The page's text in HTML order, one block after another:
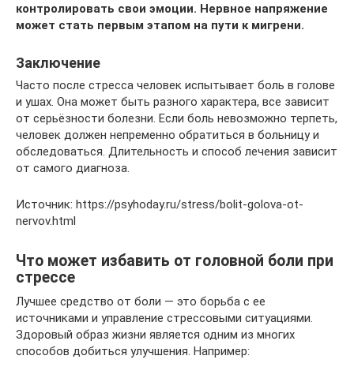
контролировать свои эмоции. Нервное напряжение
может стать первым этапом на пути к мигрени.
Заключение
Часто после стресса человек испытывает боль в голове
и ушах. Она может быть разного характера, все зависит
от серьёзности болезни. Если боль невозможно терпеть,
человек должен непременно обратиться в больницу и
обследоваться. Длительность и способ лечения зависит
от самого диагноза.
Источник: https://psyhoday.ru/stress/bolit-golova-ot-
nervov.html
Что может избавить от головной боли при
стрессе
Лучшее средство от боли — это борьба с ее
источниками и управление стрессовыми ситуациями.
Здоровый образ жизни является одним из многих
способов добиться улучшения. Например: